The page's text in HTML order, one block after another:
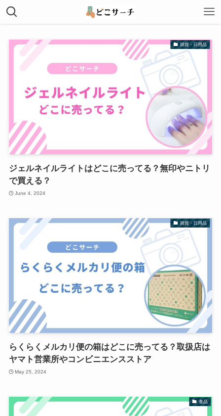
雑貨・日用品
ジェルネイルライトはどこに売ってる？無印やニトリ
で買える？
June 4, 2024
雑貨・日用品
らくらくメルカリ便の箱はどこに売ってる？取扱店は
ヤマト営業所やコンビニエンスストア
May 25, 2024
食品